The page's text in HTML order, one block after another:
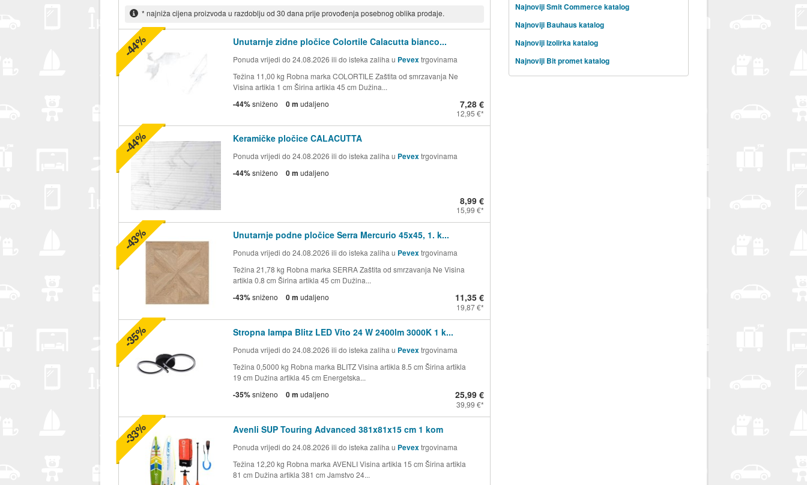
* najniža cijena proizvoda u razdoblju od 30 dana prije provođenja posebnog oblika prodaje.
Unutarnje zidne pločice Colortile Calacutta bianco...
Ponuda vrijedi do 24.08.2026 ili do isteka zaliha u Pevextrgovinama
Težina 11,00 kg Robna marka COLORTILE Zaštita od smrzavanja Ne
Visina artikla 1 cm Širina artikla 45 cm Dužina...
-44%sniženo 0 m udaljeno 7,28 €
12,95 €
-44%
Keramičke pločice CALACUTTA
Ponuda vrijedi do 24.08.2026 ili do isteka zaliha u Pevextrgovinama
-44%sniženo 0 m udaljeno
8,99 €
15,99 €
-44%
Unutarnje podne pločice Serra Mercurio 45x45, 1. k...
Ponuda vrijedi do 24.08.2026 ili do isteka zaliha u Pevextrgovinama
Težina 21,78 kg Robna marka SERRA Zaštita od smrzavanja Ne Visina
artikla 0.8 cm Širina artikla 45 cm Dužina...
-43%sniženo 0 m udaljeno 11,35 €
19,87 €
-43%
Stropna lampa Blitz LED Vito 24 W 2400lm 3000K 1 k...
Ponuda vrijedi do 24.08.2026 ili do isteka zaliha u Pevextrgovinama
Težina 0,5000 kg Robna marka BLITZ Visina artikla 8.5 cm Širina artikla
19 cm Dužina artikla 45 cm Energetska...
-35%sniženo 0 m udaljeno 25,99 €
39,99 €
-35%
Avenli SUP Touring Advanced 381x81x15 cm 1 kom
Ponuda vrijedi do 24.08.2026 ili do isteka zaliha u Pevextrgovinama
Težina 12,20 kg Robna marka AVENLI Visina artikla 15 cm Širina artikla
81 cm Dužina artikla 381 cm Jamstvo 24...
-33%
Najnoviji Smit Commerce katalog
Najnoviji Bauhaus katalog
Najnoviji Izolirka katalog
Najnoviji Bit promet katalog